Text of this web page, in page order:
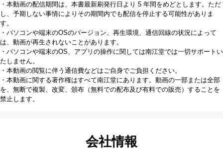
・本動画の配信期間は、本書最新刷発行日より 5 年間をめどとします。ただ
し、予期しない事情によりその期間内でも配信を停止する可能性がありま
す。
・パソコンや端末のOSのバージョン、再生環境、通信回線の状況によって
は、動画が再生されないことがあります。
・パソコンや端末のOS、アプリの操作に関しては南江堂では一切サポートい
たしません。
・本動画の閲覧に伴う通信費などはご自身でご負担ください。
・本動画に関する著作権はすべて南江堂にあります。動画の一部または全部
を、無断で複製、改変、頒布（無料での配布及び有料での販売）することを
禁止します。
会社情報